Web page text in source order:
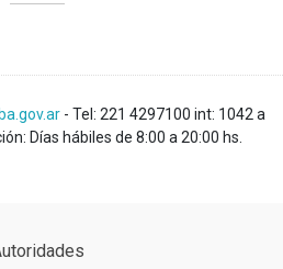
- Tel: 221 4297100 int: 1042 a
Días hábiles de 8:00 a 20:00 hs.